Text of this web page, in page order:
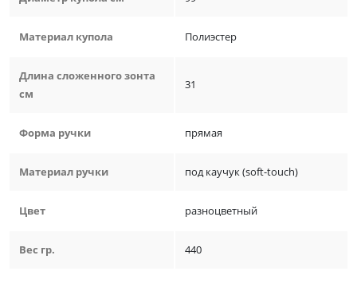
Материал купола Полиэстер
Длина сложенного зонта
см
31
Форма ручки прямая
Материал ручки под каучук (soft-touch)
Цвет разноцветный
Вес гр. 440